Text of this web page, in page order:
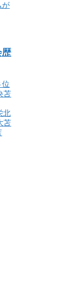
が
歴
位
苫
北
苫